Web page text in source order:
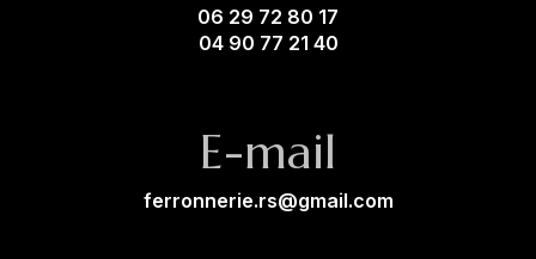
06 29 72 80 17
04 90 77 21 40
E-mail
ferronnerie.rs@gmail.com